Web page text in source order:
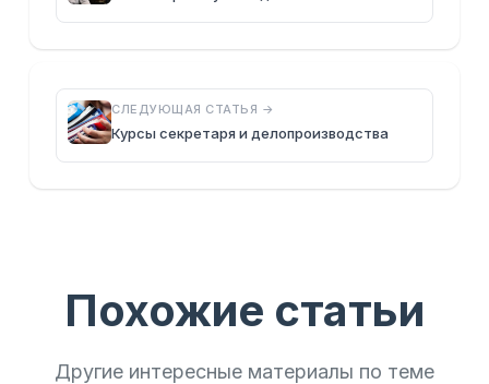
СЛЕДУЮЩАЯ СТАТЬЯ →
Курсы секретаря и делопроизводства
Похожие статьи
Другие интересные материалы по теме